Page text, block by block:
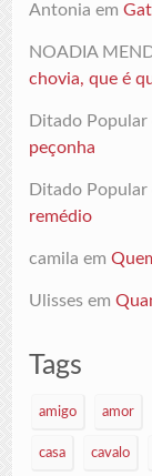
Antonia em
NOADIA
chovia, que é
Ditado Popular
peçonha
Ditado Popular
remédio
camila em
Ulisses em
Tags
amigo amor
casa cavalo